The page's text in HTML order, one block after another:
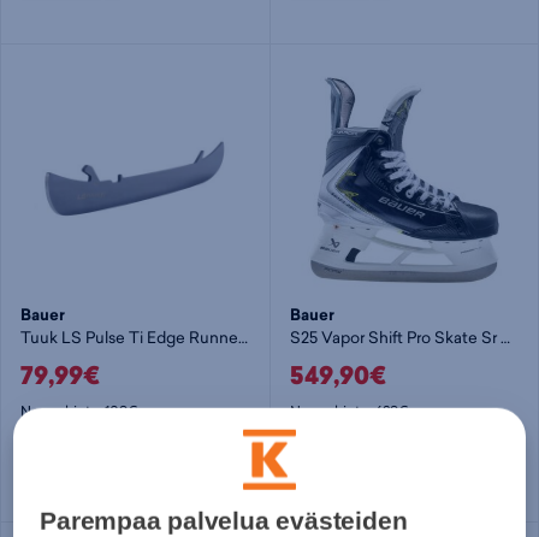
Bauer
Tuuk LS Pulse Ti Edge Runner - luistimen terä
79,99€
Norm. hinta:109€
Bauer
S25 Vapor Shift Pro Skate Sr FIT3 - jääkiekkoluistimet
549,90€
Norm. hinta:629€
30pv alin hinta: 549,90€
Parempaa palvelua evästeiden